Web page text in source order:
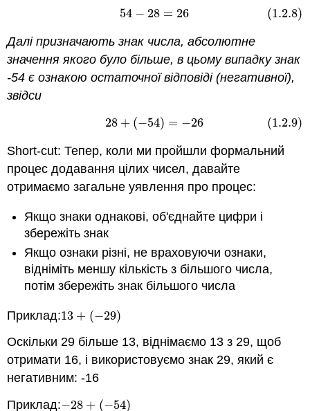
54 − 28 = 26 (1.2.8)
(1.2.8) 54−28=26
Далі призначають знак числа, абсолютне
значення якого було більше, в цьому випадку знак
-54 є ознакою остаточної відповіді (негативної),
звідси
28 + (−54) = −26 (1.2.9)
(1.2.9) 28+(− 54 )=−26
Short-cut: Тепер, коли ми пройшли формальний
процес додавання цілих чисел, давайте
отримаємо загальне уявлення про процес:
Якщо знаки однакові, об'єднайте цифри і
збережіть знак
Якщо ознаки різні, не враховуючи ознаки,
відніміть меншу кількість з більшого числа,
потім збережіть знак більшого числа
Приклад:13 + (−29)
13 +( −29)
Оскільки 29 більше 13, віднімаємо 13 з 29, щоб
отримати 16, і використовуємо знак 29, який є
негативним: -16
Приклад:−28 + (−54)
−28+(−54)